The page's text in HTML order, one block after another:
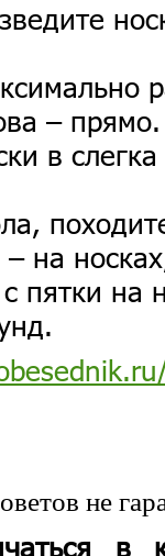
– прямо.
в
на
пятки на
не
в